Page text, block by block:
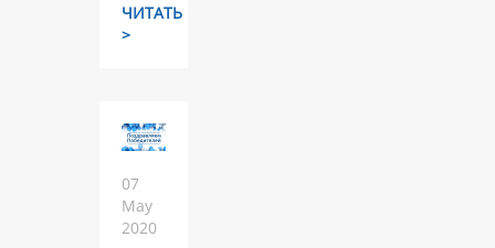
ЧИТАТЬ
>
07
May
2020